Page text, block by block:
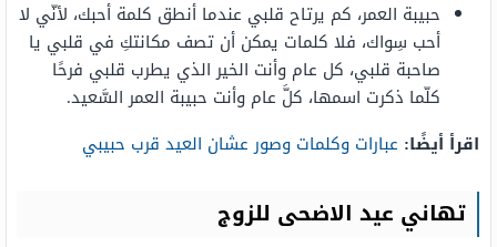
حبيبة العمر، كم يرتاح قلبي عندما أنطق كلمة أحبك، لأنّي لا
أحب سِواك، فلا كلمات يمكن أن تصف مكانتكِ في قلبي يا
صاحبة قلبي، كل عام وأنت الخير الذي يطرب قلبي فرحًا
كلّما ذكرت اسمها، كلَّ عام وأنت حبيبة العمر السَّعيد.
اقرأ أيضًا: عبارات وكلمات وصور عشان العيد قرب حبيبي
تهاني عيد الاضحى للزوج